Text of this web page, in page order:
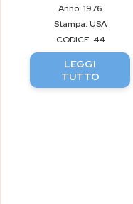
Anno: 1976
Stampa: USA
CODICE: 44
LEGGI
TUTTO